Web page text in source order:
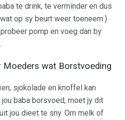
te drink, te verminder en dus
op sy beurt weer toeneem.)
pomp en voeg dan by
Moeders wat Borstvoeding
sjokolade en knoffel kan
baba borsvoed, moet jy dit
jou dieet te sny. Om melk of